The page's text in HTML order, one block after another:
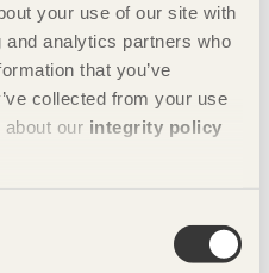
your use of our site with
analytics partners who
that you’ve
collected from your use
our integrity policy
träförpackningar,
Svenskt Trä